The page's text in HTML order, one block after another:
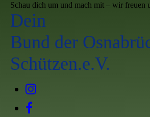
Schau dich um und mach mit – wir freuen
Dein
Bund der
Schützen.e.V.